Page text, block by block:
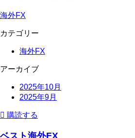
海外FX
カテゴリー
海外FX
アーカイブ
2025年10月
2025年9月
購読する
ベスト海外FX